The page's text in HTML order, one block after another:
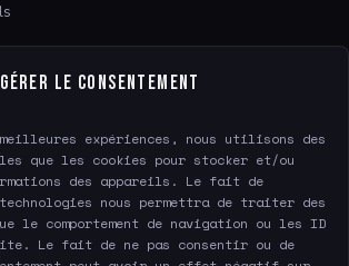
Gérer le consentement
expériences, nous utilisons des
que les cookies pour stocker et/ou
des appareils. Le fait de
nous permettra de traiter des
le comportement de navigation ou les ID
Le fait de ne pas consentir ou de